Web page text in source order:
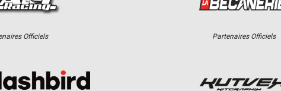
Officiels Partenaires Officiels